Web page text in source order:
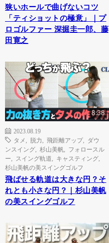
狭いホールで曲げないコツ
「ティショットの極意」｜プ
ロゴルファー 深掘圭一郎、藤
田寛之
8:38
2023.08.19
タメ
脱力 飛距離アップ
ダウ
ンスイング
杉山美帆
フォロースル
ー
スイング軌道 キャスティング
杉山美帆の美スイングゴルフ
飛ばせる軌道は大きな円？そ
れとも小さな円？｜杉山美帆
の美スイングゴルフ